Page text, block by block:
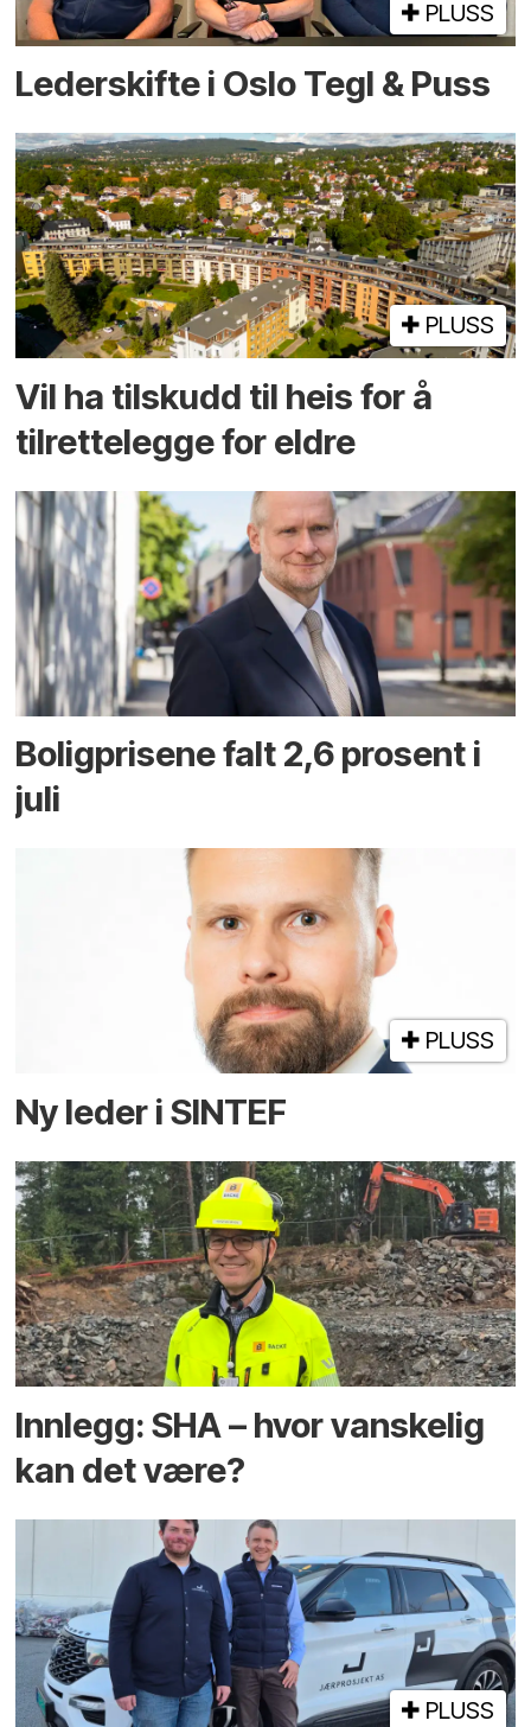
PLUSS
Lederskifte i Oslo Tegl & Puss
PLUSS
Vil ha tilskudd til heis for å
tilrettelegge for eldre
Boligprisene falt 2,6 prosent i
juli
PLUSS
Ny leder i SINTEF
Innlegg: SHA – hvor vanskelig
kan det være?
PLUSS